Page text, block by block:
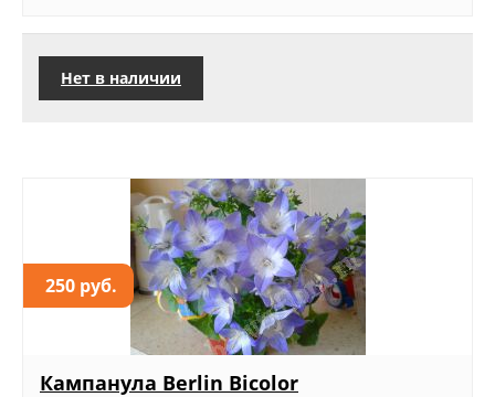
Нет в наличии
250 руб.
Кампанула Berlin Bicolor